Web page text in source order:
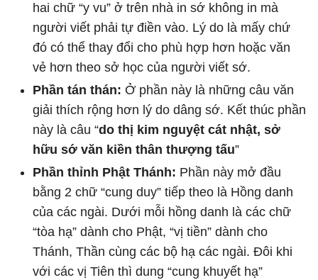
hai chữ “y vu” ở trên nhà in sớ không in mà
người viết phải tự điền vào. Lý do là mấy chứ
đó có thể thay đổi cho phù hợp hơn hoặc văn
vẻ hơn theo sở học của người viết sớ.
Phần tán thán: Ở phần này là những câu văn
giải thích rộng hơn lý do dâng sớ. Kết thúc phần
này là câu “do thị kim nguyệt cát nhật, sở
hữu sớ văn kiền thân thượng tấu”
Phần thỉnh Phật Thánh: Phần này mở đầu
bằng 2 chữ “cung duy” tiếp theo là Hồng danh
của các ngài. Dưới mỗi hồng danh là các chữ
“tòa hạ” dành cho Phật, “vị tiền” dành cho
Thánh, Thần cùng các bộ hạ các ngài. Đôi khi
với các vị Tiên thì dung “cung khuyết hạ”